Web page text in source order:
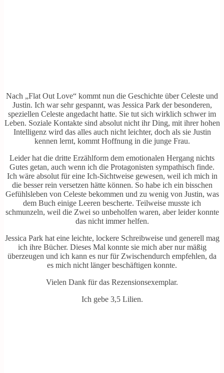
Nach „Flat Out Love“ kommt nun die Geschichte über Celeste und
Justin. Ich war sehr gespannt, was Jessica Park der besonderen,
speziellen Celeste angedacht hatte. Sie tut sich wirklich schwer im
Leben. Soziale Kontakte sind absolut nicht ihr Ding, mit ihrer hohen
Intelligenz wird das alles auch nicht leichter, doch als sie Justin
kennen lernt, kommt Hoffnung in die junge Frau.
Leider hat die dritte Erzählform dem emotionalen Hergang nichts
Gutes getan, auch wenn ich die Protagonisten sympathisch finde.
Ich wäre absolut für eine Ich-Sichtweise gewesen, weil ich mich in
die besser rein versetzen hätte können. So habe ich ein bisschen
Gefühlsleben von Celeste bekommen und zu wenig von Justin, was
dem Buch einige Leeren bescherte. Teilweise musste ich
schmunzeln, weil die Zwei so unbeholfen waren, aber leider konnte
das nicht immer helfen.
Jessica Park hat eine leichte, lockere Schreibweise und generell mag
ich ihre Bücher. Dieses Mal konnte sie mich aber nur mäßig
überzeugen und ich kann es nur für Zwischendurch empfehlen, da
es mich nicht länger beschäftigen konnte.
Vielen Dank für das Rezensionsexemplar.
Ich gebe 3,5 Lilien.